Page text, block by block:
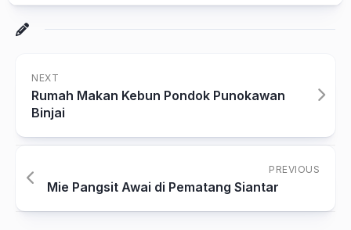
NEXT
Rumah Makan Kebun Pondok Punokawan
Binjai
PREVIOUS
Mie Pangsit Awai di Pematang Siantar